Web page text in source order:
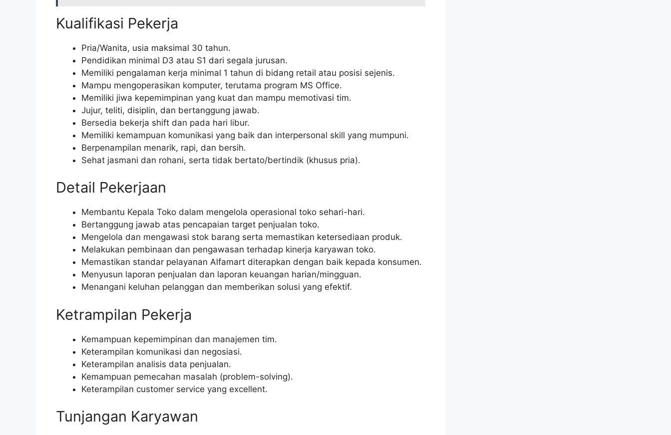
Kualifikasi Pekerja
Pria/Wanita, usia maksimal 30 tahun.
Pendidikan minimal D3 atau S1 dari segala jurusan.
Memiliki pengalaman kerja minimal 1 tahun di bidang retail atau posisi sejenis.
Mampu mengoperasikan komputer, terutama program MS Office.
Memiliki jiwa kepemimpinan yang kuat dan mampu memotivasi tim.
Jujur, teliti, disiplin, dan bertanggung jawab.
Bersedia bekerja shift dan pada hari libur.
Memiliki kemampuan komunikasi yang baik dan interpersonal skill yang mumpuni.
Berpenampilan menarik, rapi, dan bersih.
Sehat jasmani dan rohani, serta tidak bertato/bertindik (khusus pria).
Detail Pekerjaan
Membantu Kepala Toko dalam mengelola operasional toko sehari-hari.
Bertanggung jawab atas pencapaian target penjualan toko.
Mengelola dan mengawasi stok barang serta memastikan ketersediaan produk.
Melakukan pembinaan dan pengawasan terhadap kinerja karyawan toko.
Memastikan standar pelayanan Alfamart diterapkan dengan baik kepada konsumen.
Menyusun laporan penjualan dan laporan keuangan harian/mingguan.
Menangani keluhan pelanggan dan memberikan solusi yang efektif.
Ketrampilan Pekerja
Kemampuan kepemimpinan dan manajemen tim.
Keterampilan komunikasi dan negosiasi.
Keterampilan analisis data penjualan.
Kemampuan pemecahan masalah (problem-solving).
Keterampilan customer service yang excellent.
Tunjangan Karyawan